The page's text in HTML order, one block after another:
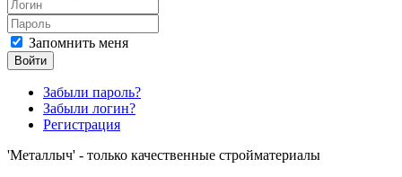
Запомнить меня
Войти
Забыли пароль?
Забыли логин?
Регистрация
'Металлыч' - только качественные стройматериалы